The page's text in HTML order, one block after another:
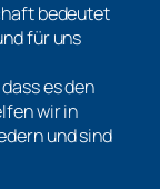
bedeutet
für uns
es den
wir in
und sind